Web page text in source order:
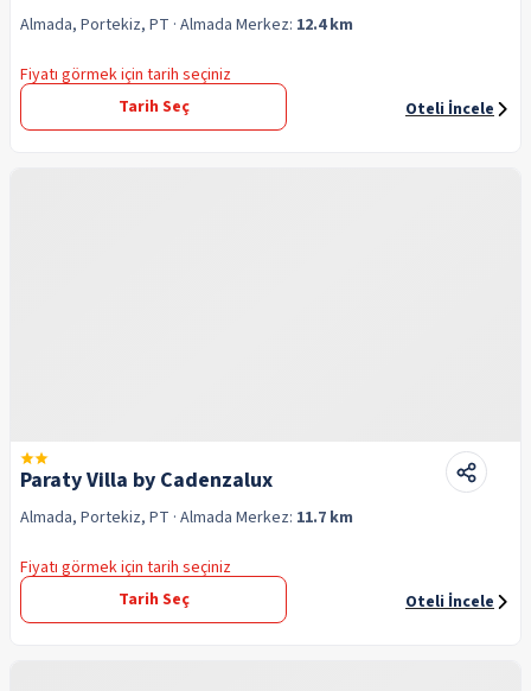
Almada, Portekiz, PT · Almada Merkez: 12.4 km
Fiyatı görmek için tarih seçiniz
Tarih Seç
Oteli İncele
Paraty Villa by Cadenzalux
Almada, Portekiz, PT · Almada Merkez: 11.7 km
Fiyatı görmek için tarih seçiniz
Tarih Seç
Oteli İncele